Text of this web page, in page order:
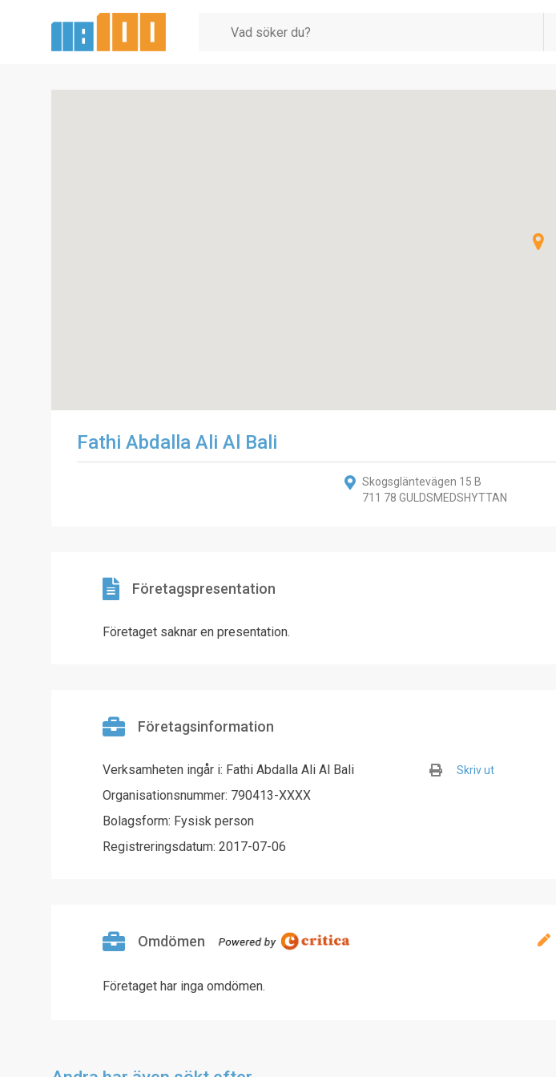
Fathi Abdalla Ali Al Bali
Skogsgläntevägen 15 B
711 78 GULDSMEDSHYTTAN
Företagspresentation
Företaget saknar en presentation.
Företagsinformation
Verksamheten ingår i: Fathi Abdalla Ali Al Bali
Organisationsnummer: 790413-XXXX
Bolagsform: Fysisk person
Registreringsdatum: 2017-07-06
Skriv ut
Omdömen
Företaget har inga omdömen.